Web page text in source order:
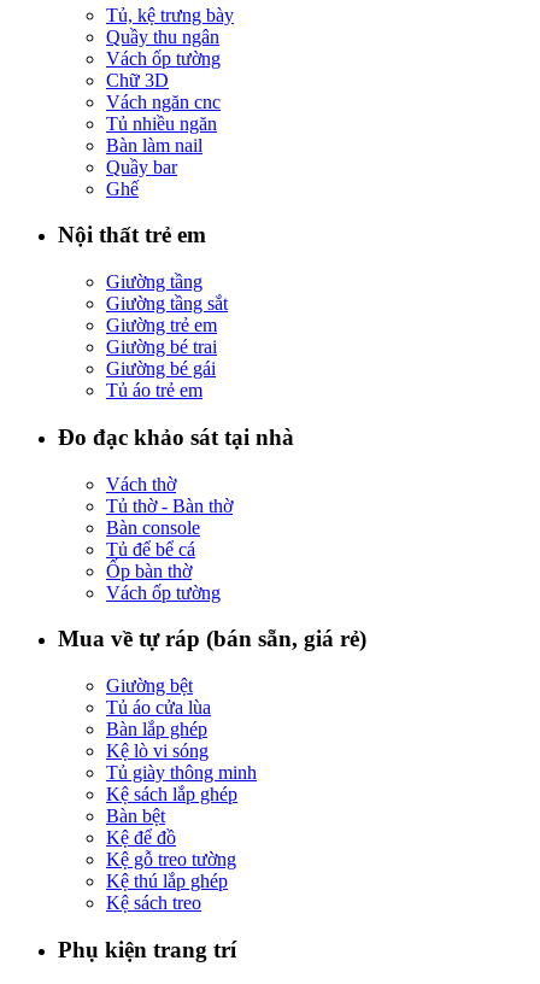
Tủ, kệ trưng bày
Quầy thu ngân
Vách ốp tường
Chữ 3D
Vách ngăn cnc
Tủ nhiều ngăn
Bàn làm nail
Quầy bar
Ghế
Nội thất trẻ em
Giường tầng
Giường tầng sắt
Giường trẻ em
Giường bé trai
Giường bé gái
Tủ áo trẻ em
Đo đạc khảo sát tại nhà
Vách thờ
Tủ thờ - Bàn thờ
Bàn console
Tủ để bể cá
Ốp bàn thờ
Vách ốp tường
Mua về tự ráp (bán sẵn, giá rẻ)
Giường bệt
Tủ áo cửa lùa
Bàn lắp ghép
Kệ lò vi sóng
Tủ giày thông minh
Kệ sách lắp ghép
Bàn bệt
Kệ để đồ
Kệ gỗ treo tường
Kệ thú lắp ghép
Kệ sách treo
Phụ kiện trang trí